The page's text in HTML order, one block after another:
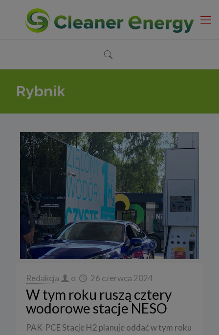
Rybnik
Redakcja o 26 czerwca 2024
W tym roku ruszą cztery
wodorowe stacje NESO
PAK-PCE Stacje H2 planuje oddać w tym roku